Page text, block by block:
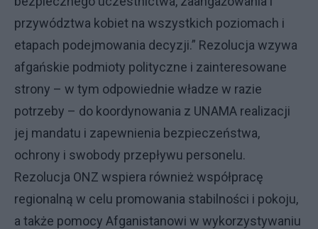
przywództwa kobiet na wszystkich poziomach i
etapach podejmowania decyzji.” Rezolucja wzywa
afgańskie podmioty polityczne i zainteresowane
strony – w tym odpowiednie władze w razie
potrzeby – do koordynowania z UNAMA realizacji
jej mandatu i zapewnienia bezpieczeństwa,
ochrony i swobody przepływu personelu.
Rezolucja ONZ wspiera również współpracę
regionalną w celu promowania stabilności i pokoju,
a także pomocy Afganistanowi w wykorzystywaniu